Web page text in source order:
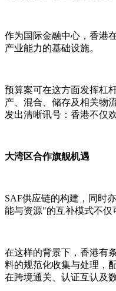
作为国际金融中心，香港
产业能力的基础设施。
预算案可在这方面发挥杠
产、混合、储存及相关物
发出清晰讯号：香港不仅
大湾区合作旗舰机遇
SAF供应链的构建，同时
能与资源"的互补模式不仅
在这样的背景下，香港有
料的规范化收集与处理，
在跨境通关、认证互认及